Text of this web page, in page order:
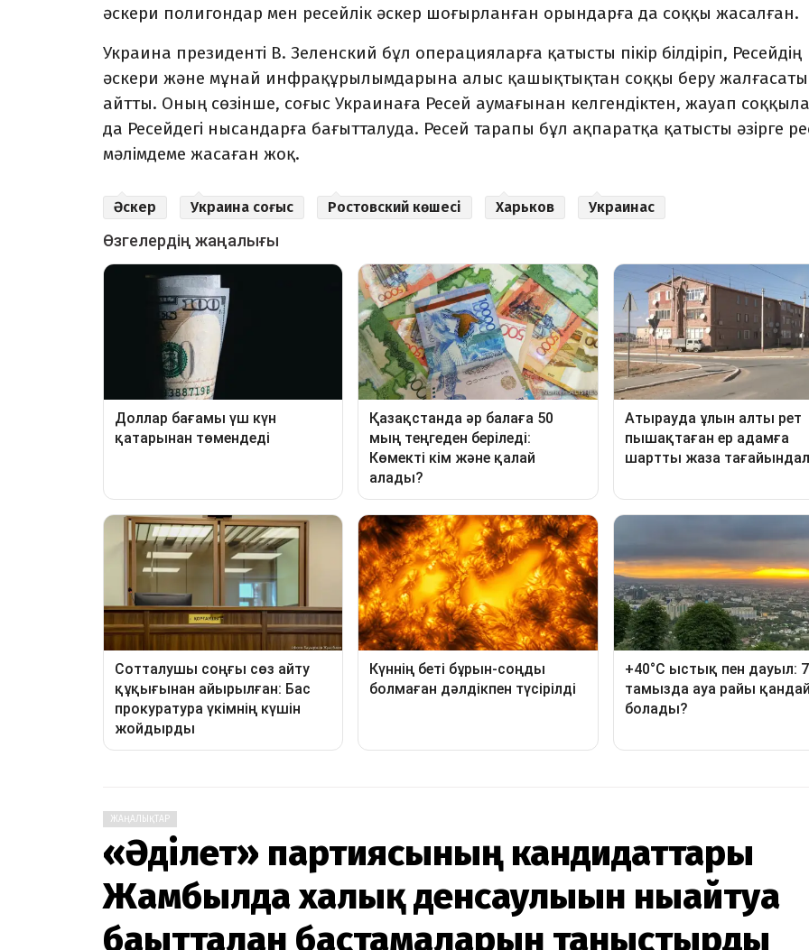
әскери полигондар мен ресейлік әскер шоғырланған орындарға да соққы жасалған.
Украина президенті В. Зеленский бұл операцияларға қатысты пікір білдіріп, Ресейдің
әскери және мұнай инфрақұрылымдарына алыс қашықтықтан соққы беру
айтты. Оның сөзінше, соғыс Украинаға Ресей аумағынан келгендіктен, жауап
да Ресейдегі нысандарға бағытталуда. Ресей тарапы бұл ақпаратқа қатысты әзірге
мәлімдеме жасаған жоқ.
Әскер Украина соғыс Ростовский көшесі Харьков Украинас
ЖАҢАЛЫҚТАР
«Әділет» партиясының кандидаттары
Жамбылда халық денсаулығын нығайтуға
бағытталған бастамаларын таныстырды